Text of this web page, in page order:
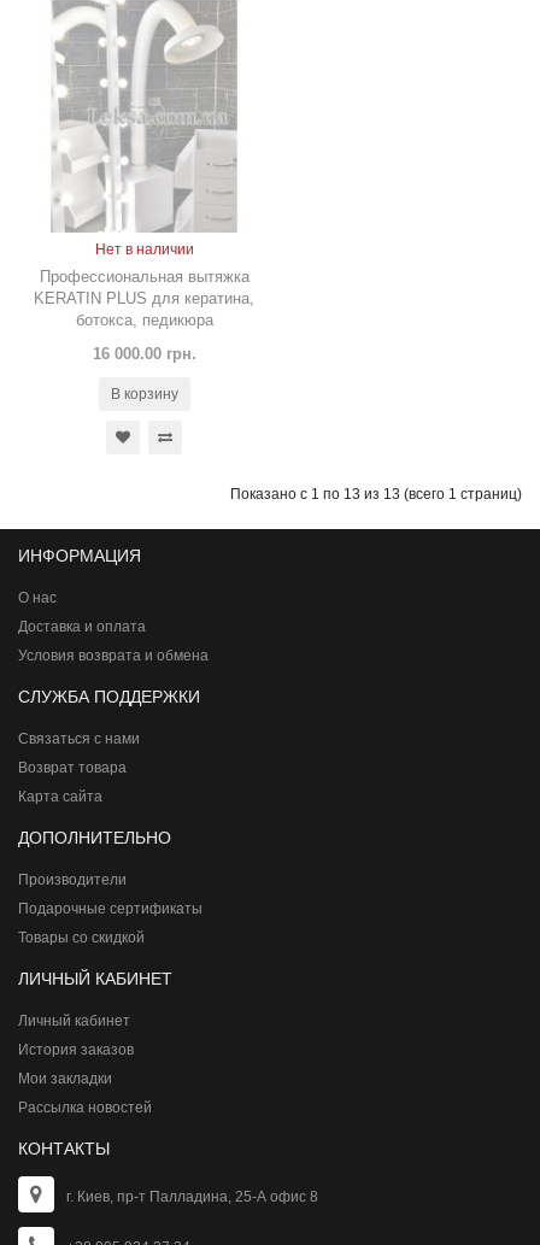
Нет в наличии
Профессиональная вытяжка
KERATIN PLUS для кератина,
ботокса, педикюра
16 000.00 грн.
В корзину
Показано с 1 по 13 из 13 (всего 1 страниц)
ИНФОРМАЦИЯ
О нас
Доставка и оплата
Условия возврата и обмена
СЛУЖБА ПОДДЕРЖКИ
Связаться с нами
Возврат товара
Карта сайта
ДОПОЛНИТЕЛЬНО
Производители
Подарочные сертификаты
Товары со скидкой
ЛИЧНЫЙ КАБИНЕТ
Личный кабинет
История заказов
Мои закладки
Рассылка новостей
КОНТАКТЫ
г. Киев, пр-т Палладина, 25-А офис 8